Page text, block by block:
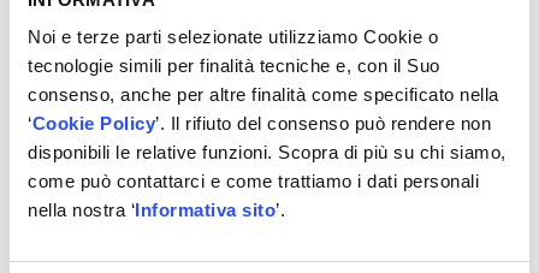
Noi e terze parti selezionate utilizziamo Cookie o
tecnologie simili per finalità tecniche e, con il Suo
consenso, anche per altre finalità come specificato nella
‘Cookie Policy’. Il rifiuto del consenso può rendere non
disponibili le relative funzioni. Scopra di più su chi siamo,
come può contattarci e come trattiamo i dati personali
nella nostra ‘Informativa sito’.
diagnostica dedicata (DCU – Diagnostic Control Unit)
Il modulo di misurazione
prova del motore, di unoscilloscopio universale
modalità a 2e4 canali, di undispositivo stroboscopico
per laverifica dell’accensionee di un multimetro a 2
canali. Soddisfa perciò tutti i requisiti standard per la
prova elettrica ed elettronica dei diversi protocolli dei
veicoli, anche sullelinee CAN.